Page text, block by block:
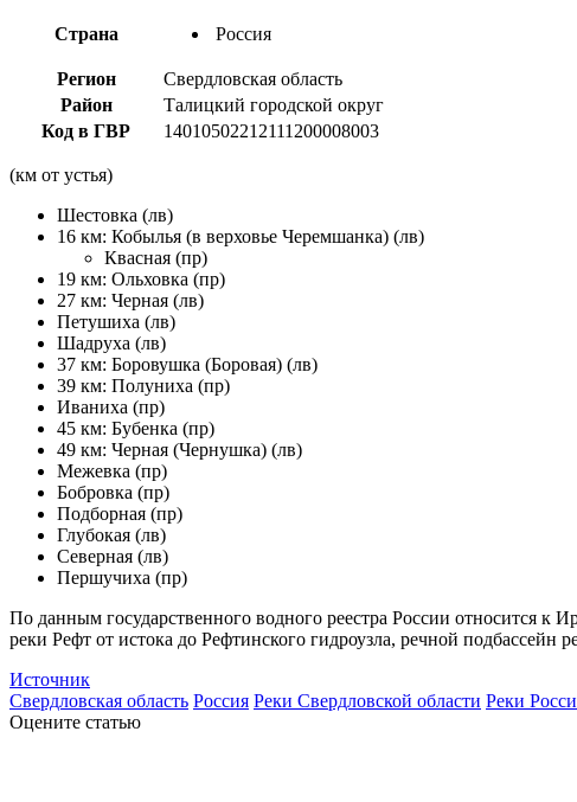
Страна Россия
Регион
Свердловская область
Район
Талицкий городской округ
Код в ГВР
14010502212111200008003
(км от устья)
Шестовка (лв)
16 км: Кобылья (в верховье Черемшанка) (лв)
Квасная (пр)
19 км: Ольховка (пр)
27 км: Черная (лв)
Петушиха (лв)
Шадруха (лв)
37 км: Боровушка (Боровая) (лв)
39 км: Полуниха (пр)
Иваниха (пр)
45 км: Бубенка (пр)
49 км: Черная (Чернушка) (лв)
Межевка (пр)
Бобровка (пр)
Подборная (пр)
Глубокая (лв)
Северная (лв)
Першучиха (пр)
По данным государственного водного реестра России относится к
реки Рефт от истока до Рефтинского гидроузла, речной
Источник
Свердловская область Россия Реки Свердловской области Реки
Оцените статью